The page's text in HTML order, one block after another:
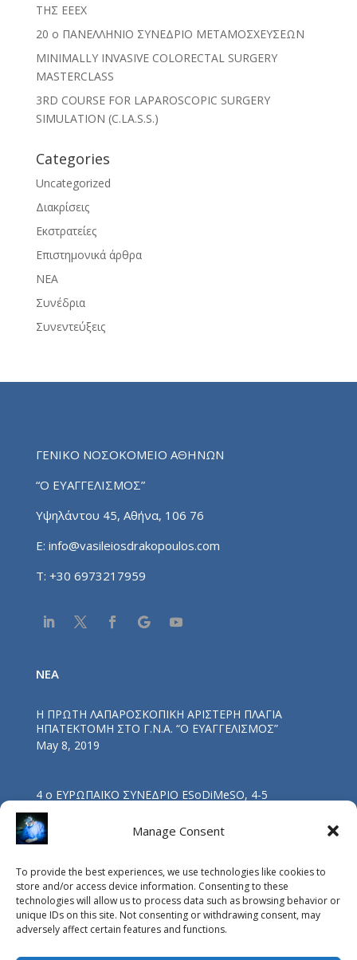
Manage Consent
To provide the best experiences, we use technologies like cookies to
store and/or access device information. Consenting to these
technologies will allow us to process data such as browsing behavior or
unique IDs on this site. Not consenting or withdrawing consent, may
adversely affect certain features and functions.
ΤΗΣ ΕΕΕΧ
20 ο ΠΑΝΕΛΛΗΝΙΟ ΣΥΝΕΔΡΙΟ ΜΕΤΑΜΟΣΧΕΥΣΕΩΝ
MINIMALLY INVASIVE COLORECTAL SURGERY
MASTERCLASS
3RD COURSE FOR LAPAROSCOPIC SURGERY
SIMULATION (C.LA.S.S.)
Categories
Uncategorized
Διακρίσεις
Εκστρατείες
Επιστημονικά άρθρα
ΝΕΑ
Συνέδρια
Συνεντεύξεις
ΓΕΝΙΚΟ ΝΟΣΟΚΟΜΕΙΟ ΑΘΗΝΩΝ
“Ο ΕΥΑΓΓΕΛΙΣΜΟΣ”
Υψηλάντου 45, Αθήνα, 106 76
E: info@vasileiosdrakopoulos.com
T: +30 6973217959
NEA
Η ΠΡΩΤΗ ΛΑΠΑΡΟΣΚΟΠΙΚΗ ΑΡΙΣΤΕΡΗ ΠΛΑΓΙΑ
ΗΠΑΤΕΚΤΟΜΗ ΣΤΟ Γ.Ν.Α. “Ο ΕΥΑΓΓΕΛΙΣΜΟΣ”
May 8, 2019
4 ο ΕΥΡΩΠΑΪΚΟ ΣΥΝΕΔΡΙΟ ESoDiMeSO, 4-5
Nov 5, 2017
ΟΜΙΛΙΑ ΔΡΑ Β. ΔΡΑΚΟΠΟΥΛΟΥ: “ΒΑΡΙΑΤΡΙΚΗ
ΧΕΙΡΟΥΡΓΙΚΗ ΚΑΙ ΥΠΝΙΚΗ ΑΠΝΟΙΑ”
Oct 4, 2017